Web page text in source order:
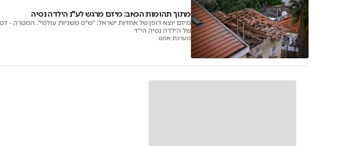
מתוך תהומות הכאב: מיזם מרגש לע"נ הילדה נסיה
מיזם יוצא דופן של אחדות ישראל: "ש"ס משניות עולמי". המטרה -
של הילדה נסיה הי"ד
מערכת אמס